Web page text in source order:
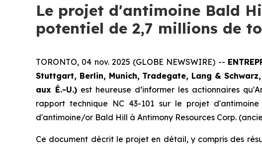
Le projet d'antimoine Bald
potentiel de 2,7 millions de
TORONTO, 04 nov. 2025 (GLOBE NEWSWIRE) --
Stuttgart, Berlin, Munich, Tradegate, Lang &
aux É.-U.)est heureuse d’informer les actionnaires
rapport technique NC 43-101 sur le projet
d'antimoine/or Bald Hill à Antimony Resources Corp.
Ce document décrit le projet en détail, y compris des